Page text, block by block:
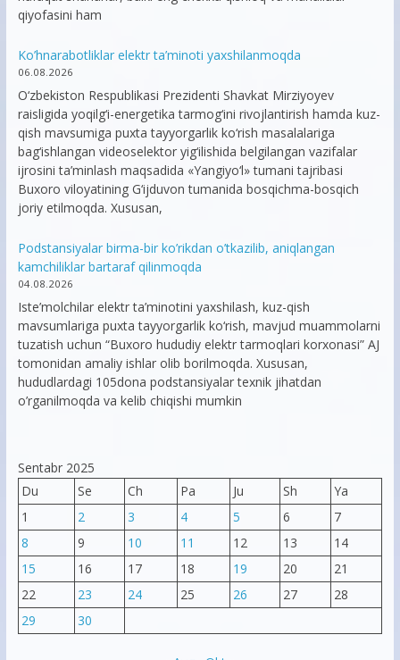
qiyofasini ham
Ko’hnarabotliklar elektr ta’minoti yaxshilanmoqda
06.08.2026
O‘zbekiston Respublikasi Prezidenti Shavkat Mirziyoyev
raisligida yoqilg‘i-energetika tarmog‘ini rivojlantirish hamda kuz-
qish mavsumiga puxta tayyorgarlik ko‘rish masalalariga
bag‘ishlangan videoselektor yig‘ilishida belgilangan vazifalar
ijrosini ta’minlash maqsadida «Yangiyo‘l» tumani tajribasi
Buxoro viloyatining G‘ijduvon tumanida bosqichma-bosqich
joriy etilmoqda. Xususan,
Podstansiyalar birma-bir ko’rikdan o’tkazilib, aniqlangan
kamchiliklar bartaraf qilinmoqda
04.08.2026
Iste’molchilar elektr ta’minotini yaxshilash, kuz-qish
mavsumlariga puxta tayyorgarlik ko‘rish, mavjud muammolarni
tuzatish uchun “Buxoro hududiy elektr tarmoqlari korxonasi” AJ
tomonidan amaliy ishlar olib borilmoqda. Xususan,
hududlardagi 105dona podstansiyalar texnik jihatdan
o’rganilmoqda va kelib chiqishi mumkin
Sentabr 2025
Du
Se Ch Pa Ju Sh
Ya
1
2 3 4 5 6
7
8
9 10 11 12 13
14
15
16 17 18 19 20
21
22
23 24 25 26 27
28
29
30